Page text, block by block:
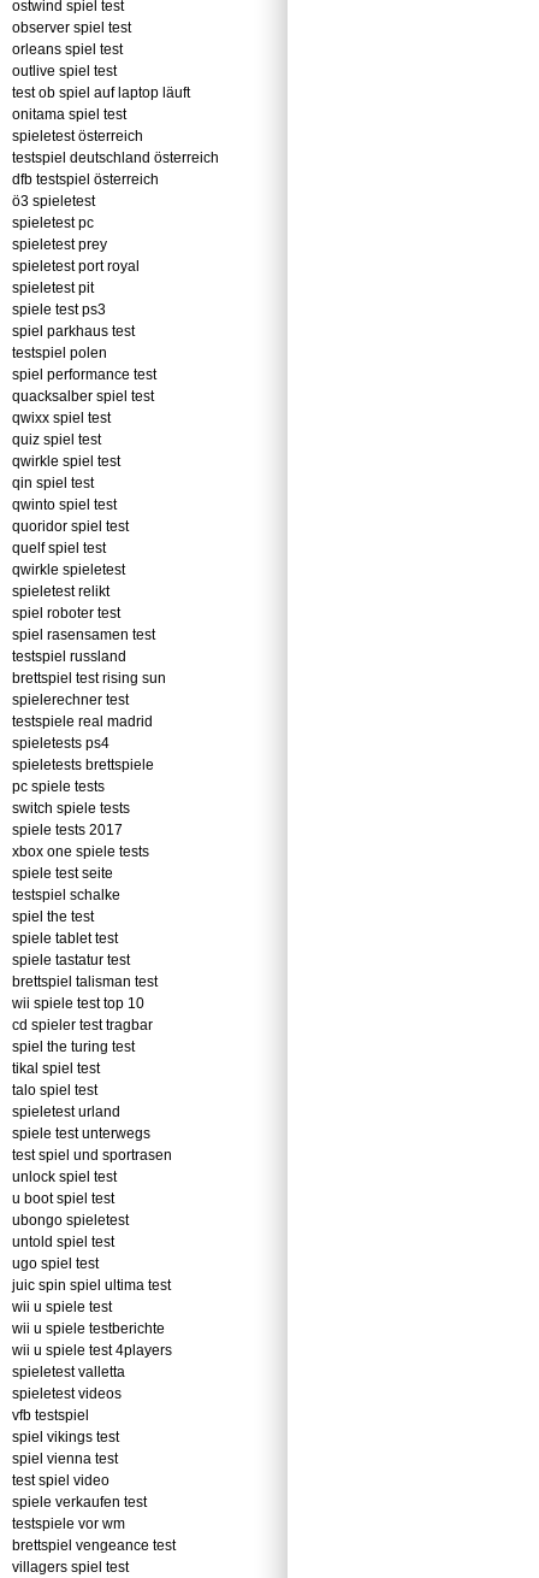
ostwind spiel test
observer spiel test
orleans spiel test
outlive spiel test
test ob spiel auf laptop läuft
onitama spiel test
spieletest österreich
testspiel deutschland österreich
dfb testspiel österreich
ö3 spieletest
spieletest pc
spieletest prey
spieletest port royal
spieletest pit
spiele test ps3
spiel parkhaus test
testspiel polen
spiel performance test
quacksalber spiel test
qwixx spiel test
quiz spiel test
qwirkle spiel test
qin spiel test
qwinto spiel test
quoridor spiel test
quelf spiel test
qwirkle spieletest
spieletest relikt
spiel roboter test
spiel rasensamen test
testspiel russland
brettspiel test rising sun
spielerechner test
testspiele real madrid
spieletests ps4
spieletests brettspiele
pc spiele tests
switch spiele tests
spiele tests 2017
xbox one spiele tests
spiele test seite
testspiel schalke
spiel the test
spiele tablet test
spiele tastatur test
brettspiel talisman test
wii spiele test top 10
cd spieler test tragbar
spiel the turing test
tikal spiel test
talo spiel test
spieletest urland
spiele test unterwegs
test spiel und sportrasen
unlock spiel test
u boot spiel test
ubongo spieletest
untold spiel test
ugo spiel test
juic spin spiel ultima test
wii u spiele test
wii u spiele testberichte
wii u spiele test 4players
spieletest valletta
spieletest videos
vfb testspiel
spiel vikings test
spiel vienna test
test spiel video
spiele verkaufen test
testspiele vor wm
brettspiel vengeance test
villagers spiel test